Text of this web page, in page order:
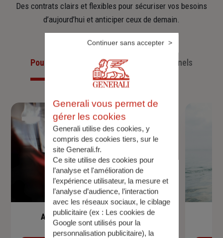
Des contrats clairs et flexibles pour sécuriser vos besoins
d’aujourd’hui et anticiper ceux de demain.
Pour les particuliersPour les professionnels
Assurance de prêt immobilier
Generali vous permet de
gérer les cookies
Generali utilise des cookies, y
compris des cookies tiers, sur le
site Generali.fr.
Ce site utilise des cookies pour
l’analyse et l'amélioration de
l’expérience utilisateur, la mesure et
l’analyse d’audience, l’interaction
avec les réseaux sociaux, le ciblage
publicitaire (ex : Les cookies de
Google sont utilisés pour la
personnalisation publicitaire), la
Continuer sans accepter